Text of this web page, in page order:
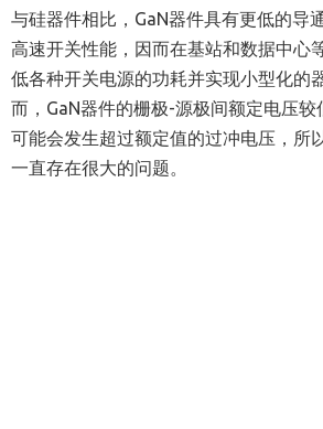
与硅器件相比， GaN器件具有更低的导
高速开关性能，因而在基站和数据中心
低各种开关电源的功耗并实现小型化的
而， GaN器件的栅极-源极间额定电压较
可能会发生超过额定值的过冲电压，所
一直存在很大的问题。